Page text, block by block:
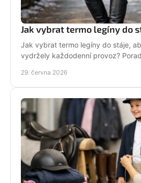
Jak vybrat termo legíny do
Jak vybrat termo legíny do stáje,
vydržely každodenní provoz?
29. června 2026